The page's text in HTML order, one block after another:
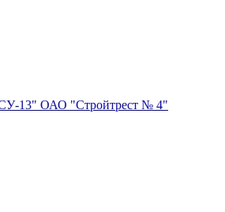
13" ОАО "Стройтрест № 4"